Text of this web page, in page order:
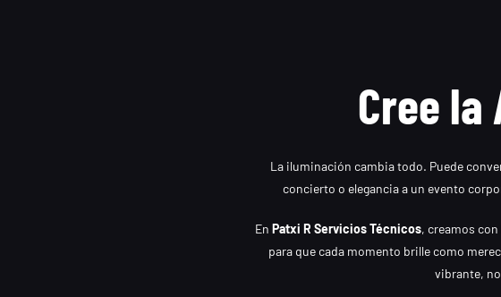
Cree
La iluminación cambia todo. Puede
concierto o elegancia a un evento
En Patxi R Servicios Técnicos, creamos
para que cada momento brille como
vibrante,